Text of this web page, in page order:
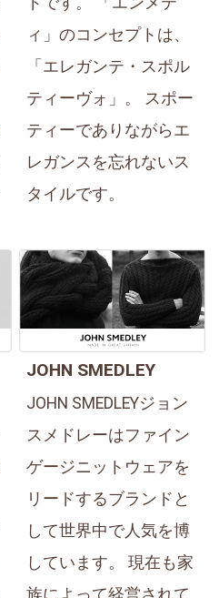
ィ」のコンセプトは、
「エレガンテ・スポル
ティーヴォ」。 スポー
ティーでありながらエ
レガンスを忘れないス
タイルです。
JOHN SMEDLEY
JOHN SMEDLEYジョン
スメドレーはファイン
ゲージニットウェアを
リードするブランドと
して世界中で人気を博
しています。 現在も家